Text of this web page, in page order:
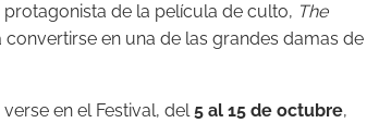
protagonista de la película de culto, The
convertirse en una de las grandes damas de
en el Festival, del5 al 15 de octubre,